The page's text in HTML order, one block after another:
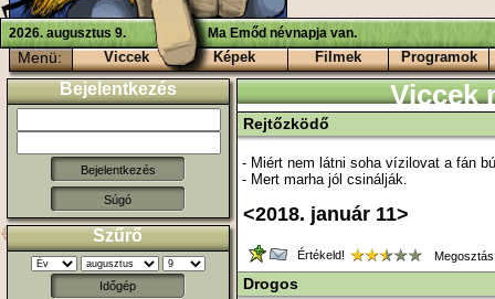
2026. augusztus 9. Ma Emőd névnapja van.
Menü: Viccek Képek Filmek Programok
Bejelentkezés
Súgó
Szűrő
Időgép
Viccek
Rejtőzködő
- Miért nem látni soha vízilovat a fán
- Mert marha jól csinálják.
<2018. január 11>
Értékeld!
Drogos